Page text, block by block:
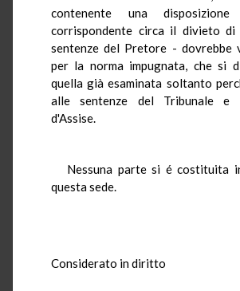
contenente una
corrispondente circa il divieto di
sentenze del Pretore - dovrebbe
per la norma impugnata, che si
quella già esaminata soltanto
alle sentenze del Tribunale e
d'Assise.
Nessuna parte si é costituita
questa sede.
Considerato in diritto